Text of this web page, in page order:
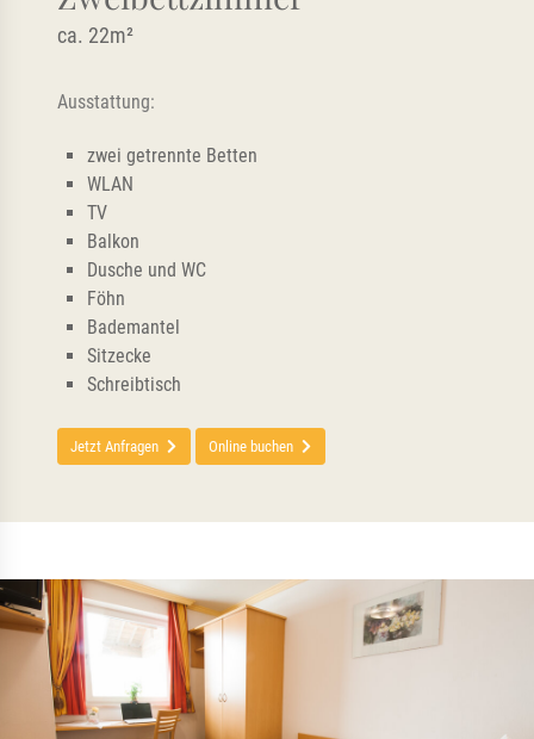
ca. 22m²
Ausstattung:
zwei getrennte Betten
WLAN
TV
Balkon
Dusche und WC
Föhn
Bademantel
Sitzecke
Schreibtisch
Jetzt Anfragen Online buchen